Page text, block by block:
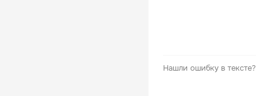
Нашли ошибку в тексте?